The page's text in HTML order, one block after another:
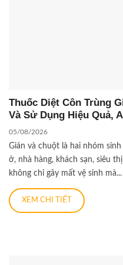
Thuốc Diệt Côn Trùng
Và Sử Dụng Hiệu Quả,
05/08/2026
Gián và chuột là hai nhóm
ở, nhà hàng, khách sạn, siêu
không chỉ gây mất vệ sinh mà...
XEM CHI TIẾT